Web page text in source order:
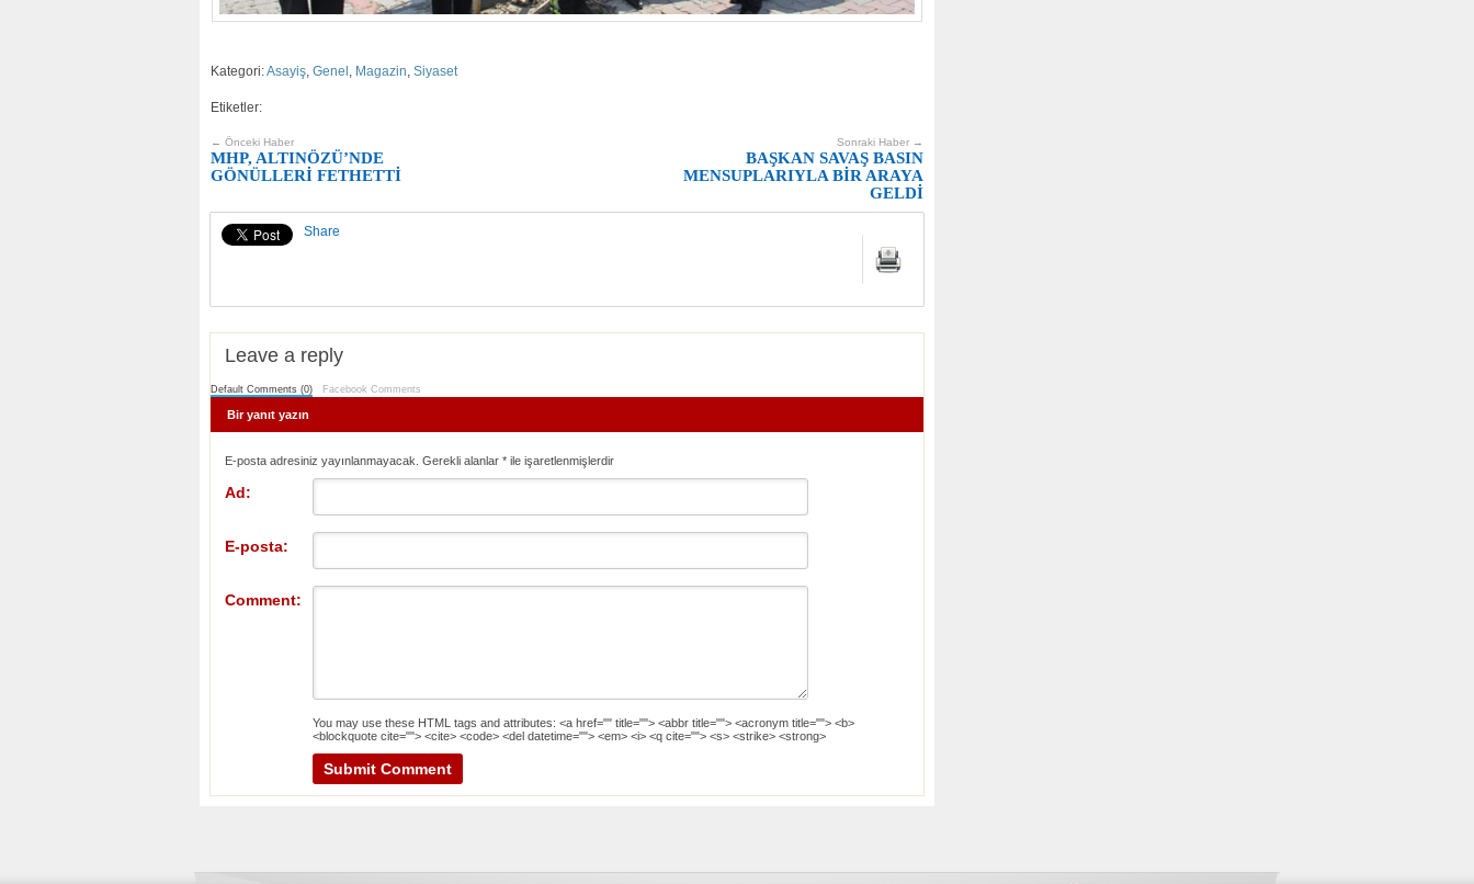
Kategori:Asayiş, Genel , Magazin, Siyaset
Etiketler:
Sonraki Haber →
BAŞKAN SAVAŞ BASIN
MENSUPLARIYLA BİR ARAYA
GELDİ
← Önceki Haber
MHP, ALTINÖZÜ’NDE
GÖNÜLLERİ FETHETTİ
Share
Leave a reply
Default Comments (0) Facebook Comments
Bir yanıt yazın
E-posta adresiniz yayınlanmayacak. Gerekli alanlar * ile işaretlenmişlerdir
Ad:
E-posta:
Comment:
You may use these HTML tags and attributes: <a href="" title=""> <abbr title=""> <acronym title=""> <b>
<blockquote cite=""> <cite> <code> <del datetime=""> <em> <i> <q cite=""> <s> <strike> <strong>